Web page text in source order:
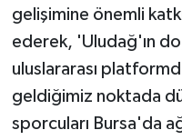
gelişimine önemli
ederek, 'Uludağ'ın
uluslararası
geldiğimiz noktada
sporcuları Bursa'da